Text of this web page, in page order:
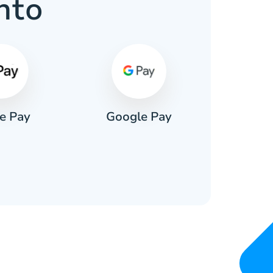
Pay Google Pay